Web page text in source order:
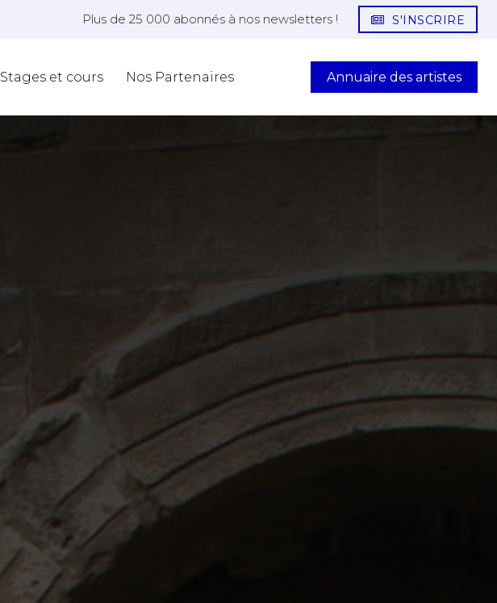
Plus de 25 000 abonnés à nos newsletters ! S'INSCRIRE
Stages et cours Nos Partenaires Annuaire des artistes